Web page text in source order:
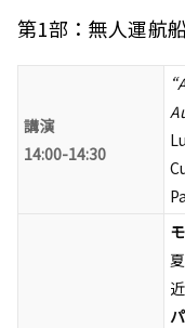
第1部：無人運航
講演
14:00-14:30